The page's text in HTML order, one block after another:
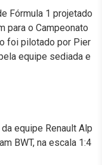
Fórmula 1 projetado
para o Campeonato
foi pilotado por Pier
equipe sediada e
equipe Renault Alp
BWT, na escala 1:4